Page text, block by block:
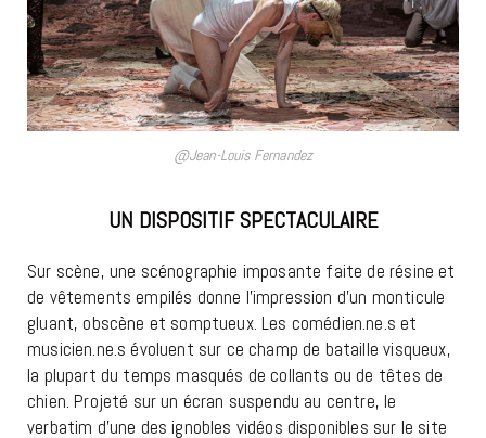
@Jean-Louis Fernandez
UN DISPOSITIF SPECTACULAIRE
Sur scène, une scénographie imposante faite de résine et
de vêtements empilés donne l’impression d’un monticule
gluant, obscène et somptueux. Les comédien.ne.s et
musicien.ne.s évoluent sur ce champ de bataille visqueux,
la plupart du temps masqués de collants ou de têtes de
chien. Projeté sur un écran suspendu au centre, le
verbatim d’une des ignobles vidéos disponibles sur le site